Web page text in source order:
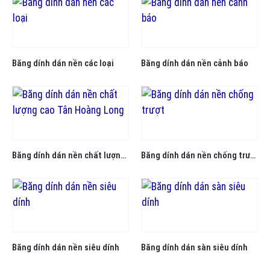
Băng dính dán nền các loại Băng dính dán nền cảnh báo
Băng dính dán nền chất lượng cao Tân Hoàng Long Băng dính dán nền chống trượt
Băng dính dán nền siêu dính Băng dính dán sàn siêu dính